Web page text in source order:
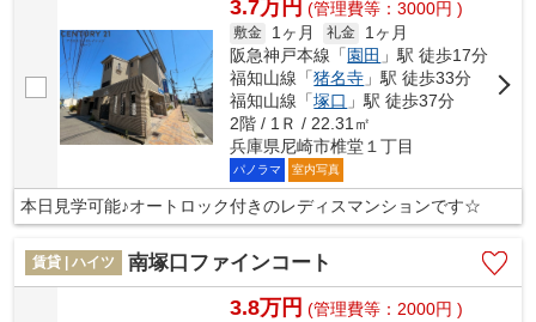
3.7万円 (管理費等：3000円 )
敷金 1ヶ月 礼金
1ヶ月
阪急神戸本線「園田 」駅 徒歩17分
福知山線「猪名寺 」駅 徒歩33分
福知山線「塚口 」駅 徒歩37分
2階 / 1Ｒ / 22.31㎡
兵庫県尼崎市椎堂１丁目
パノラマ 室内写真
本日見学可能♪オートロック付きのレディスマンションです☆
賃貸 | ハイツ 南塚口ファインコート
3.8万円 (管理費等：2000円 )